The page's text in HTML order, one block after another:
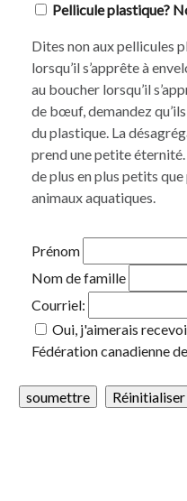
Pellicule plastique?
Dites non aux pellicules
lorsqu’il s’apprête à
au boucher lorsqu’il
de bœuf, demandez
du plastique. La
prend une petite éternité.
de plus en plus petits
animaux aquatiques.
Prénom
Nom de famille
Courriel:
Oui, j'aimerais
Fédération canadienne